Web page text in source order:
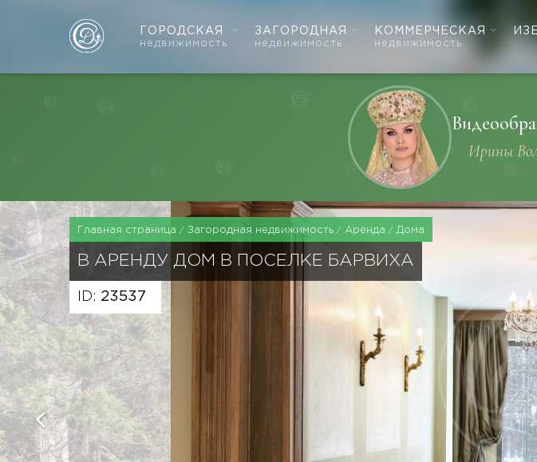
ГОРОДСКАЯ
недвижимость
ЗАГОРОДНАЯ
недвижимость
КОММЕРЧЕСКАЯ
недвижимость
Ирины
Главная страница Загородная недвижимость Аренда Дома
В АРЕНДУ ДОМ В ПОСЕЛКЕ БАРВИХА
ID: 23537